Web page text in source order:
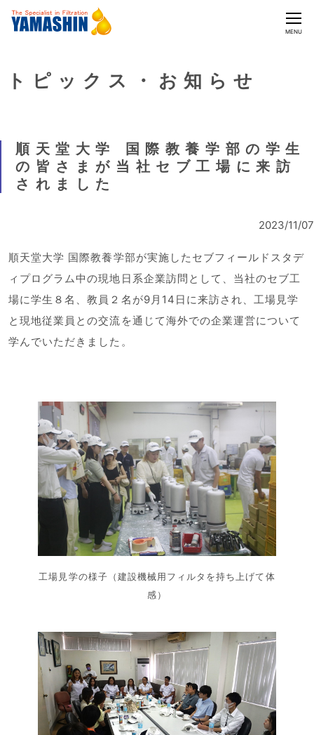
CLOSE
MENU
トピックス・お知らせ
順天堂大学 国際教養学部の学生
の皆さまが当社セブ工場に来訪
されました
2023/11/07
順天堂大学 国際教養学部が実施したセブフィールドスタデ
ィプログラム中の現地日系企業訪問として、当社のセブ工
場に学生８名、教員２名が9月14日に来訪され、工場見学
と現地従業員との交流を通じて海外での企業運営について
学んでいただきました。
工場見学の様子（建設機械用フィルタを持ち上げて体
感）